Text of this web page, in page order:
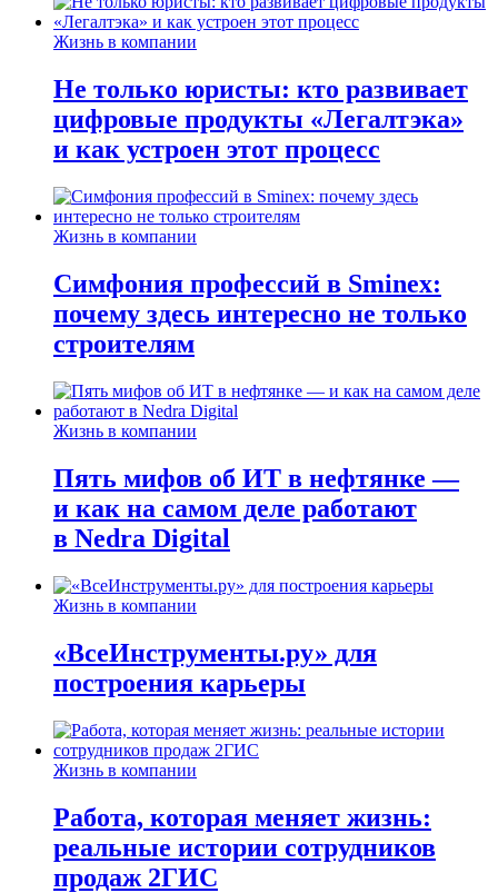
Жизнь в компании
Не только юристы: кто развивает
цифровые продукты «Легалтэка»
и как устроен этот процесс
Жизнь в компании
Симфония профессий в Sminex:
почему здесь интересно не только
строителям
Жизнь в компании
Пять мифов об ИТ в нефтянке —
и как на самом деле работают
в Nedra Digital
Жизнь в компании
«ВсеИнструменты.ру» для
построения карьеры
Жизнь в компании
Работа, которая меняет жизнь:
реальные истории сотрудников
продаж 2ГИС